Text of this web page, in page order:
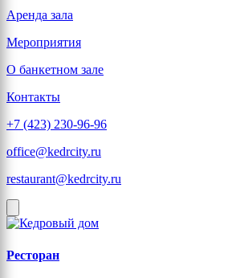
Аренда зала
Мероприятия
О банкетном зале
Контакты
+7 (423) 230-96-96
office@kedrcity.ru
restaurant@kedrcity.ru
Ресторан